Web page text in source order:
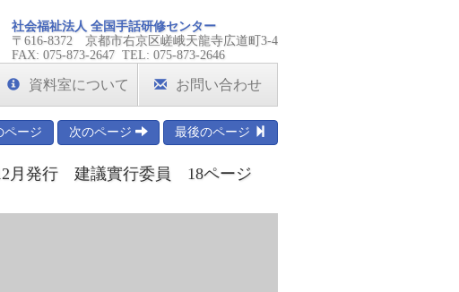
社会福祉法人 全国手話研修センター
〒616-8372 京都市右京区嵯峨天龍寺広道町3-4
FAX: 075-873-2647 TEL: 075-873-2646
資料室について お問い合わせ
ページ 次のページ 最後のページ
月発行 建議實行委員 18ページ